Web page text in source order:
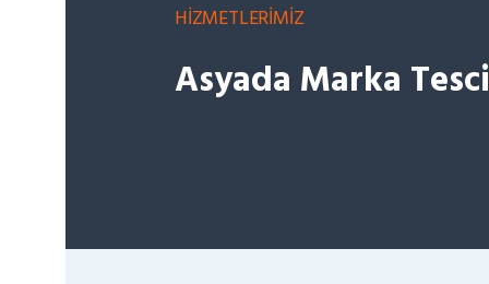
HİZMETLERİMİZ
Asyada Marka